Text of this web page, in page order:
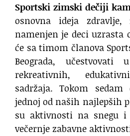
Sportski zimski dečiji
osnovna ideja
namenjen je deci uzrasta
će sa timom članova
Beograda,
rekreativnih,
sadržaja. Tokom
jednoj od naših najlepših
su aktivnosti na snegu
večernje zabavne